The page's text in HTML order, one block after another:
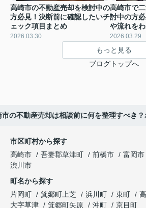
高崎市の不動産売却を検討中の
方必見！決断前に確認したいチ
ェック項目まとめ
2026.03.30
高崎市で
討中の方
や流れを
2026.03.29
もっと見る
ブログトップへ
市の不動産売却は相談前に何を整理すべき
市区町村から探す
高崎市
吾妻郡草津町 前橋市 富岡市
渋川市
町名から探す
片岡町
箕郷町上芝 浜川町 東町
大字草津
箕郷町矢原 沖町
京目町